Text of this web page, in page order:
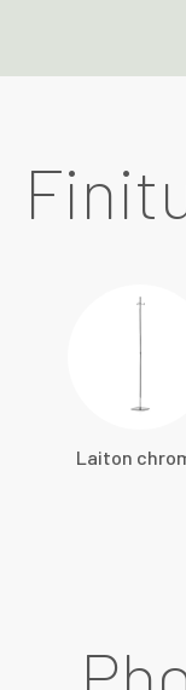
Laiton